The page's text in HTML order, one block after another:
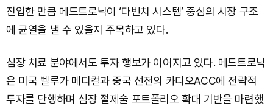
진입한 만큼 메드트로닉이 ‘다빈치 시스템’ 중심의 시장 구조
에 균열을 낼 수 있을지 주목하고 있다.
심장 치료 분야에서도 투자 행보가 이어지고 있다. 메드트로닉
은 미국 벨루가 메디컬과 중국 선전의 카디오ACC에 전략적
투자를 단행하며 심장 절제술 포트폴리오 확대 기반을 마련했